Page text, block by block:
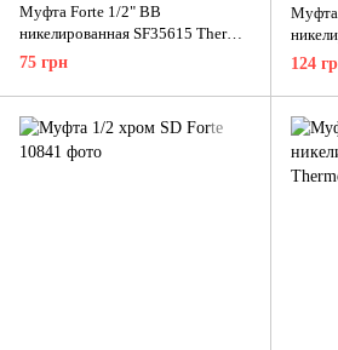
Муфта Forte 1/2" ВВ
никелированная SF35615 Thermo
Alliance
75 грн
Alliance
124